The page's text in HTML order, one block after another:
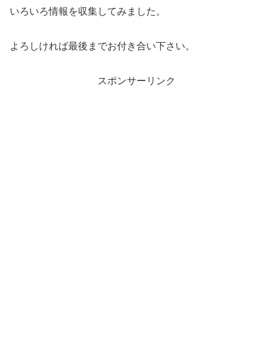
いろいろ情報を収集してみました。
よろしければ最後までお付き合い下さい。
スポンサーリンク